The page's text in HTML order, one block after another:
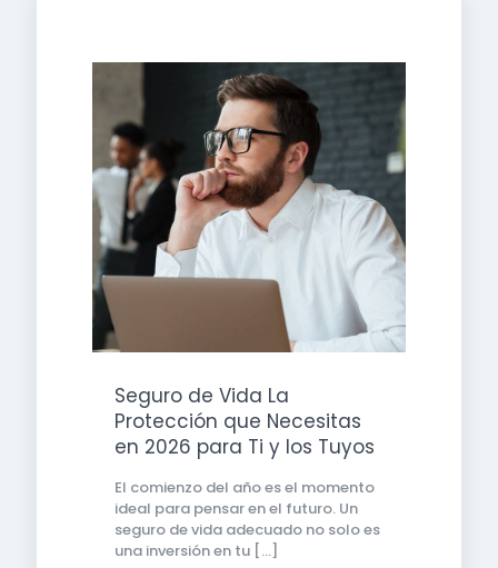
Seguro de Vida La
Protección que Necesitas
en 2026 para Ti y los Tuyos
El comienzo del año es el momento
ideal para pensar en el futuro. Un
seguro de vida adecuado no solo es
una inversión en tu […]